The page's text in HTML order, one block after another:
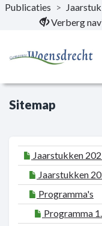
Naar hoofdinhoud
Publicaties >
Verberg
Sitemap
Jaarstukken
Jaarstukken
Programma's
Programma